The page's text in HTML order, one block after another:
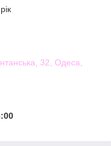
Адже в такому
для Вас.
32, Одеса,